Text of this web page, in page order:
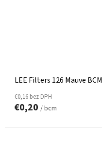
LEE Filters 126 Mauve BCM
€0,16 bez DPH
€0,20 / bcm